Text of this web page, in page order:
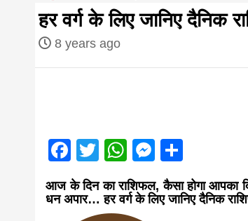
first
news in
हर वर्ग के लिए जानिए दैनिक
8 years ago
Facebook
TwitterWhatsApp
आज के दिन का राशिफल, कैसा होगा आपका
धन अपार… हर वर्ग के लिए जानिए दैनिक
आज का पंचांग: आज दिनांक